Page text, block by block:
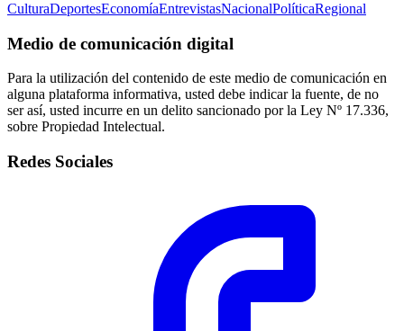
CulturaDeportesEconomíaEntrevistasNacionalPolíticaRegional
Medio de comunicación digital
Para la utilización del contenido de este medio de comunicación en
alguna plataforma informativa, usted debe indicar la fuente, de no
ser así, usted incurre en un delito sancionado por la Ley Nº 17.336,
sobre Propiedad Intelectual.
Redes Sociales